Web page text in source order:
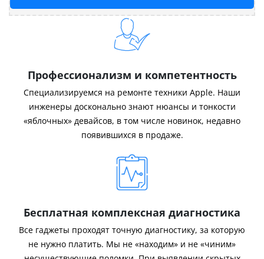
Профессионализм и компетентность
Специализируемся на ремонте техники Apple. Наши
инженеры досконально знают нюансы и тонкости
«яблочных» девайсов, в том числе новинок, недавно
появившихся в продаже.
Бесплатная комплексная диагностика
Все гаджеты проходят точную диагностику, за которую
не нужно платить. Мы не «находим» и не «чиним»